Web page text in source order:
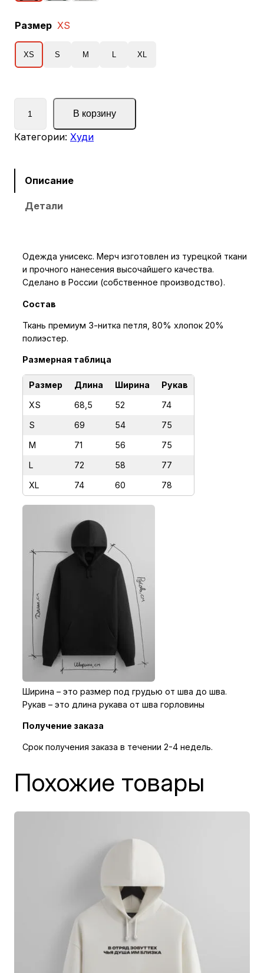
Размер XS
XS S M L XL
л
с
В корзину
Категории: Худи
Описание
Детали
Одежда унисекс. Мерч изготовлен из турецкой ткани
и прочного нанесения высочайшего качества.
Сделано в России (собственное производство).
Состав
Ткань премиум 3-нитка петля, 80% хлопок 20%
полиэстер.
Размерная таблица
Размер Длина Ширина
Рукав
XS
68,5 52
74
S
69 54
75
M
71 56
75
L
72 58
77
XL
74 60 78
Ширина – это размер под грудью от шва до шва.
Рукав – это длина рукава от шва горловины
Получение заказа
Срок получения заказа в течении 2-4 недель.
Похожие товары